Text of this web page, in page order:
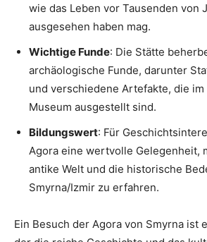
wie das Leben vor Tausenden von
ausgesehen haben mag.
Wichtige Funde: Die Stätte
archäologische Funde, darunter
und verschiedene Artefakte, die
Museum ausgestellt sind.
Bildungswert: Für
Agora eine wertvolle Gelegenheit,
antike Welt und die historische
Smyrna/Izmir zu erfahren.
Ein Besuch der Agora von Smyrna ist